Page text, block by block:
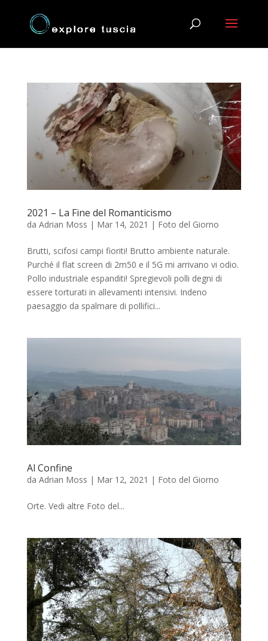
2021 – La Fine del Romanticismo
da Adrian Moss | Mar 14, 2021 | Foto del Giorno
Brutti, scifosi campi fioriti! Brutto ambiente naturale.
Purché il flat screen di 2m50 e il 5G mi arrivano vi odio.
Pollo industriale espanditi! Spregievoli polli degni di
essere torturati in allevamenti intensivi. Indeno
paesaggio da spalmare di pollifici...
Al Confine
da Adrian Moss | Mar 12, 2021 | Foto del Giorno
Orte. Vedi altre Foto del...